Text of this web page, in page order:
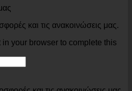
και τις ανακοινώσεις μας.
your browser to complete this